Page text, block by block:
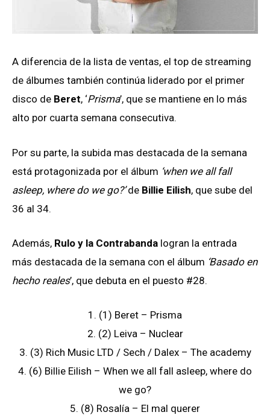
A diferencia de la lista de ventas, el top de streaming
de álbumes también continúa liderado por el primer
disco de Beret, ‘Prisma’, que se mantiene en lo más
alto por cuarta semana consecutiva.
Por su parte, la subida mas destacada de la semana
está protagonizada por el álbum ‘when we all fall
asleep, where do we go?’de Billie Eilish, que sube del
36 al 34.
Además, Rulo y la Contrabanda logran la entrada
más destacada de la semana con el álbum ‘Basado en
hecho reales’, que debuta en el puesto #28.
1. (1) Beret – Prisma
2. (2) Leiva – Nuclear
3. (3) Rich Music LTD / Sech / Dalex – The academy
4. (6) Billie Eilish – When we all fall asleep, where do
we go?
5. (8) Rosalía – El mal querer